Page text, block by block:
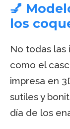
💅
los
No todas las
como el
impresa en
sutiles y
día de los